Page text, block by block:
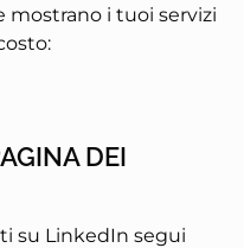
mostrano i tuoi servizi
DEI
su LinkedIn segui